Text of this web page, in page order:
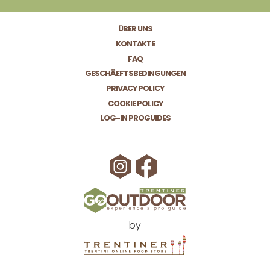
ÜBER UNS
KONTAKTE
FAQ
GESCHÄEFTSBEDINGUNGEN
PRIVACY POLICY
COOKIE POLICY
LOG-IN PROGUIDES
by